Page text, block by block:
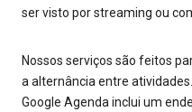
ser visto por streaming ou
Nossos serviços são feitos
a alternância entre
Google Agenda inclui um